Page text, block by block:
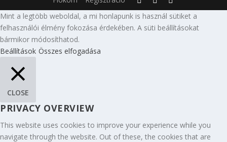
Mint a legtöbb weboldal, a mi honlapunk is használ sütiket a
felhasználói élmény fokozása érdekében. A süti beállításokat
bármikor módosíthatod.
Beállítások Összes elfogadása
CLOSE
PRIVACY OVERVIEW
This website uses cookies to improve your experience while you
navigate through the website. Out of these, the cookies that are